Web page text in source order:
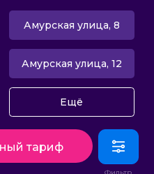
Амурская улица, 8
Амурская улица, 12
Ещё
тариф